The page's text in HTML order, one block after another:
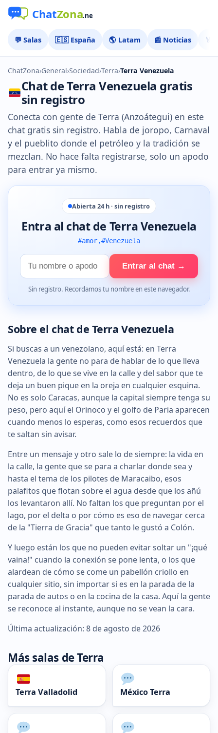
💬 Salas 🇪🇸 España 🌎 Latam 📰 Noticias 🏅
ChatZona›General›Sociedad›Terra›Terra Venezuela
Chat de Terra Venezuela gratis
sin registro
Conecta con gente de Terra (Anzoátegui) en este
chat gratis sin registro. Habla de joropo, Carnaval
y el pueblito donde el petróleo y la tradición se
mezclan. No hace falta registrarse, solo un apodo
para entrar ya mismo.
Abierta 24 h · sin registro
Entra al chat de Terra Venezuela
#amor,#Venezuela
Tu
nombre
Entrar al chat →
Sin registro. Recordamos tu nombre en este navegador.
Sobre el chat de Terra Venezuela
Si buscas a un venezolano, aquí está: en Terra
Venezuela la gente no para de hablar de lo que lleva
dentro, de lo que se vive en la calle y del sabor que te
deja un buen pique en la oreja en cualquier esquina.
No es solo Caracas, aunque la capital siempre tenga su
peso, pero aquí el Orinoco y el golfo de Paria aparecen
cuando menos lo esperas, como esos recuerdos que
te saltan sin avisar.
Entre un mensaje y otro sale lo de siempre: la vida en
la calle, la gente que se para a charlar donde sea y
hasta el tema de los pilotes de Maracaibo, esos
palafitos que flotan sobre el agua desde que los añú
los levantaron allí. No faltan los que preguntan por el
lago, por el delta o por cómo es eso de navegar cerca
de la "Tierra de Gracia" que tanto le gustó a Colón.
Y luego están los que no pueden evitar soltar un "¡qué
vaina!" cuando la conexión se pone lenta, o los que
alardean de cómo se come un pabellón criollo en
cualquier sitio, sin importar si es en la parada de la
parada de autos o en la cocina de la casa. Aquí la gente
se reconoce al instante, aunque no se vean la cara.
Última actualización: 8 de agosto de 2026
Más salas de Terra
Terra Valladolid México Terra